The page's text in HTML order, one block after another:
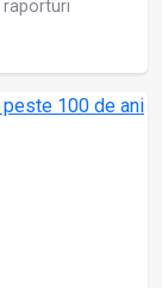
raporturi